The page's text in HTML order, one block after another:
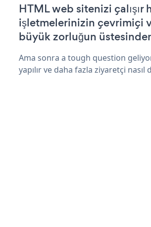
HTML web sitenizi
işletmelerinizin çevrimiçi
büyük zorluğun
Ama sonra a tough question
yapılır ve daha fazla ziyaretçi nasıl